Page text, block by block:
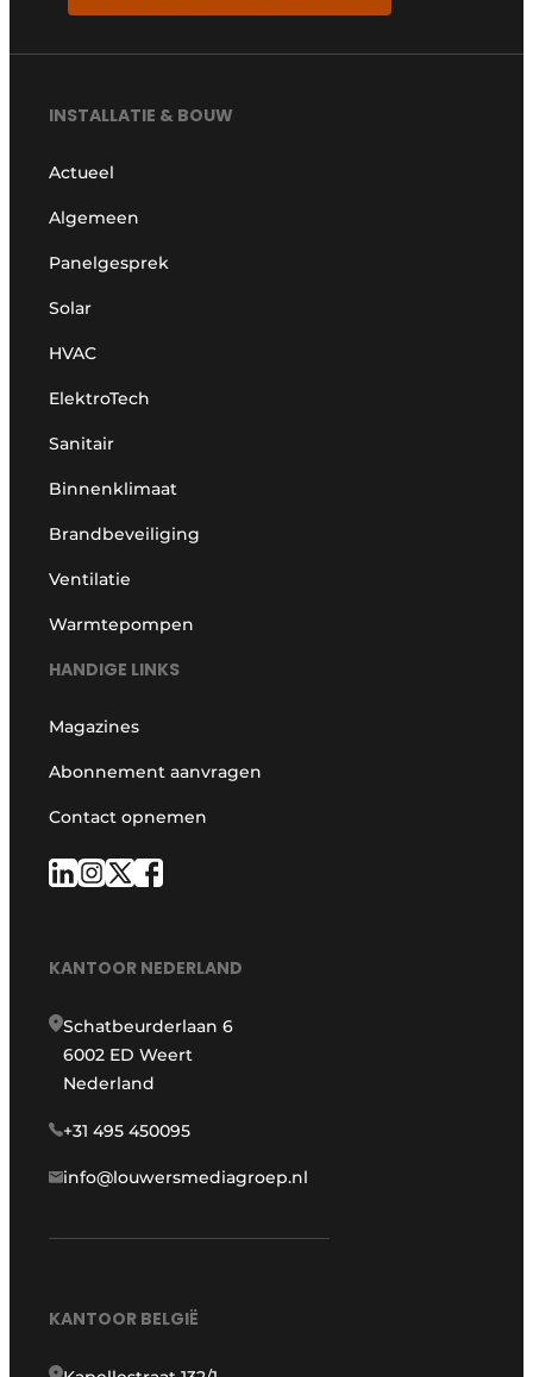
INSTALLATIE & BOUW
Actueel
Algemeen
Panelgesprek
Solar
HVAC
ElektroTech
Sanitair
Binnenklimaat
Brandbeveiliging
Ventilatie
Warmtepompen
HANDIGE LINKS
Magazines
Abonnement aanvragen
Contact opnemen
KANTOOR NEDERLAND
Schatbeurderlaan 6
6002 ED Weert
Nederland
+31 495 450095
info@louwersmediagroep.nl
KANTOOR BELGIË